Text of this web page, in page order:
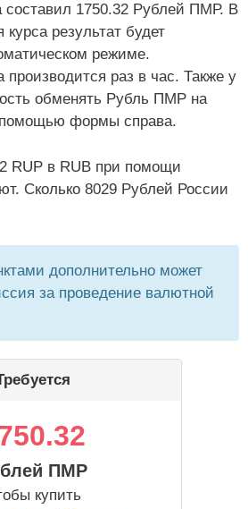
составил 1750.32 Рублей ПМР. В
результат будет
режиме.
производится раз в час. Также у
обменять Рубль ПМР на
формы справа.
RUP в RUB при помощи
Сколько 8029 Рублей России
дополнительно может
за проведение валютной
ПМР
купить